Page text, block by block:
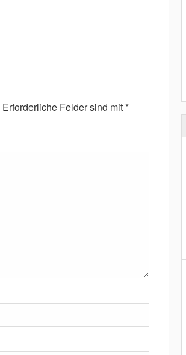
Erforderliche Felder sind mit*